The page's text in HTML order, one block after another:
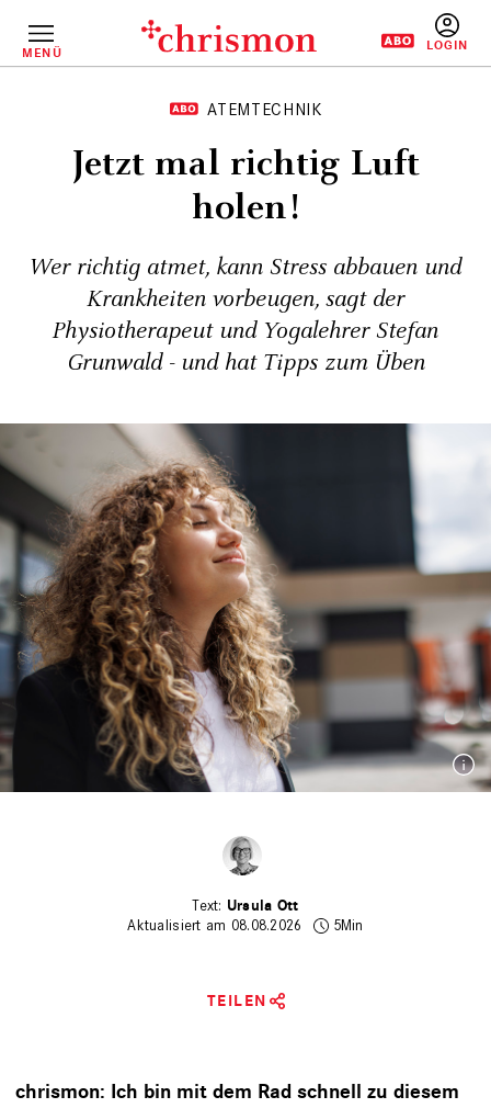
InhaltMENÜ
ATEMTECHNIK
Jetzt mal richtig Luft
holen!
Wer richtig atmet, kann Stress abbauen und
Krankheiten vorbeugen, sagt der
Physiotherapeut und Yogalehrer Stefan
Grunwald - und hat Tipps zum Üben
Ursula Ott
Aktualisiert am 08.08.2026
5Min
TEILEN
chrismon: Ich bin mit dem Rad schnell zu diesem